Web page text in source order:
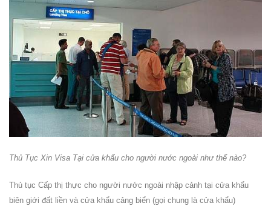
Thủ Tục Xin Visa Tại cửa khẩu cho người nước ngoài như thế nào?
Thủ tục Cấp thị thực cho người nước ngoài nhập cảnh tại cửa khẩu
biên giới đất liền và cửa khẩu cảng biển (gọi chung là cửa khẩu)